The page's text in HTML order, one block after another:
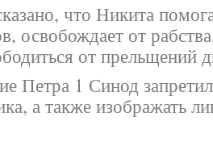
что Никита
освобождает от
от прельщений
Петра 1 Синод
а также изображать